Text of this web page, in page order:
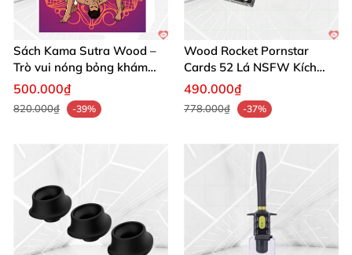
Sách Kama Sutra Wood –
Trò vui nóng bỏng khám
phá đam mê
500.000₫
820.000₫ -39%
Wood Rocket Pornstar
Cards 52 Lá NSFW Kích
Thích
490.000₫
778.000₫ -37%